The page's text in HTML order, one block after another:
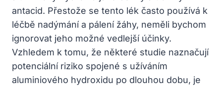
antacid. Přestože se tento lék často používá k
léčbě nadýmání a pálení žáhy, neměli bychom
ignorovat jeho možné vedlejší účinky.
Vzhledem k tomu, že některé studie naznačují
potenciální riziko spojené s užíváním
aluminiového hydroxidu po dlouhou dobu, je